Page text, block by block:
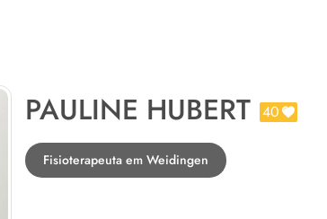
PAULINE HUBERT 40
Fisioterapeuta em Weidingen